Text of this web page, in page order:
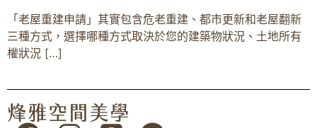
「老屋重建申請」其實包含危老重建、都市更新和老屋翻新
三種方式，選擇哪種方式取決於您的建築物狀況、土地所有
權狀況 […]